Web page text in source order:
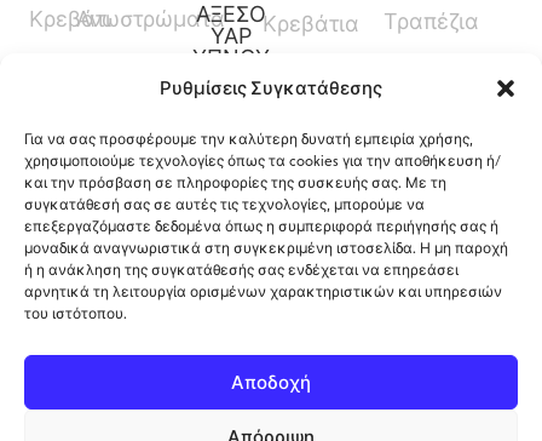
Ρυθμίσεις Συγκατάθεσης
Για να σας προσφέρουμε την καλύτερη δυνατή εμπειρία χρήσης,
χρησιμοποιούμε τεχνολογίες όπως τα cookies για την αποθήκευση ή/
και την πρόσβαση σε πληροφορίες της συσκευής σας. Με τη
συγκατάθεσή σας σε αυτές τις τεχνολογίες, μπορούμε να
επεξεργαζόμαστε δεδομένα όπως η συμπεριφορά περιήγησής σας ή
μοναδικά αναγνωριστικά στη συγκεκριμένη ιστοσελίδα. Η μη παροχή
ή η ανάκληση της συγκατάθεσής σας ενδέχεται να επηρεάσει
αρνητικά τη λειτουργία ορισμένων χαρακτηριστικών και υπηρεσιών
του ιστότοπου.
Αποδοχή
Απόρριψη
ΚρεβάτιΑνωστρώματαΑΞΕΣΟ
ΥΑΡ
ΥΠΝΟΥ
Παπλώματα
Μαξιλάρια
Προστατευτικά
Καλύμματα
Κρεβάτια
Ύψους
Γραφεία
Τραπέζια
12ο Χλμ. Ρόδου-Λίνδου, Φαληράκι, Ρόδος,
Ελλάδα